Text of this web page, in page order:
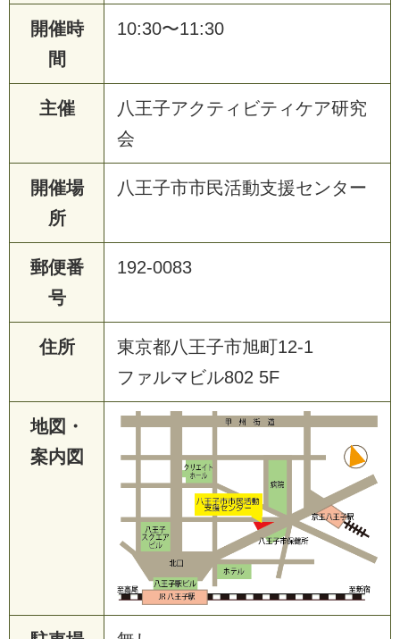
開催時
間
10:30〜11:30
主催
八王子アクティビティケア研究
会
開催場
所
八王子市市民活動支援センター
郵便番
号
192-0083
住所
東京都八王子市旭町12-1
ファルマビル802 5F
地図・
案内図